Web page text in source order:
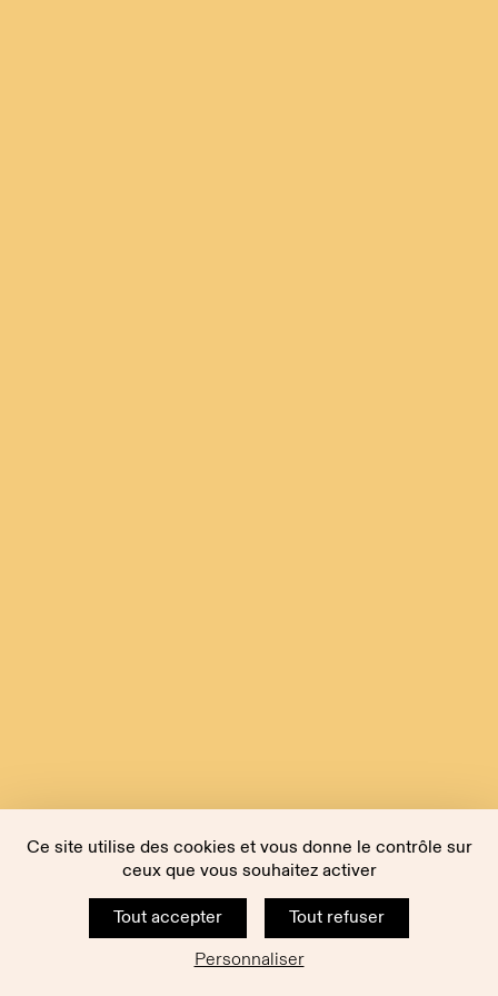
Ce site utilise des cookies et vous donne le contrôle sur
ceux que vous souhaitez activer
Tout accepter
Tout refuser
Personnaliser